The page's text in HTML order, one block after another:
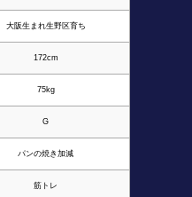
大阪生まれ生野区育ち
172cm
75kg
G
パンの焼き加減
筋トレ